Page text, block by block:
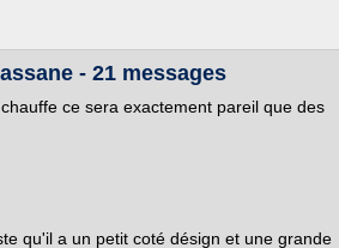
- 21 messages
ce sera exactement pareil que des
qu'il a un petit coté désign et une grande